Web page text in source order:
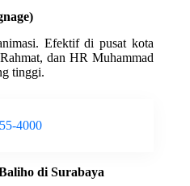
Efektif di pusat kota
dan HR Muhammad
tinggi.
4000
di Surabaya